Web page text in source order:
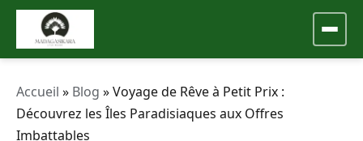
Accueil » Blog »Voyage de Rêve à Petit Prix :
Découvrez les Îles Paradisiaques aux Offres
Imbattables